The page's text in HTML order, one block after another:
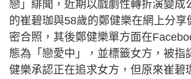
戀」緋聞，近期以戲劇性轉折演變成
的崔碧珈與58歲的鄭健樂在網上分享
密合照，其後鄭健樂單方面在
態為「戀愛中」，並標籤女方，被指
健樂承認正在追求女方，但原來崔碧